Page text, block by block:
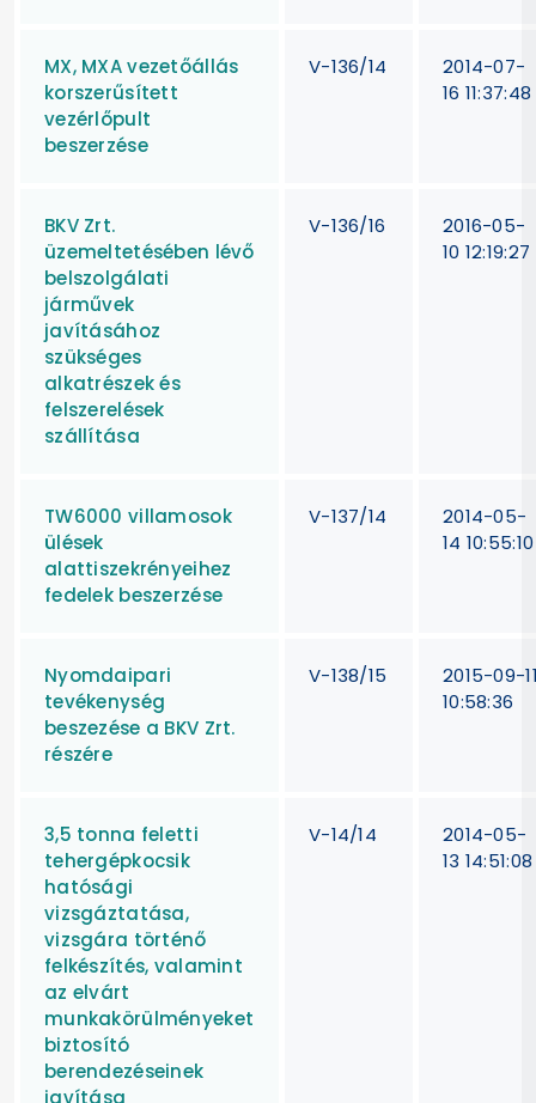
MX, MXA vezetőállás
korszerűsített
vezérlőpult
beszerzése
V-136/14
2014-07-
16 11:37:48
BKV Zrt.
üzemeltetésében lévő
belszolgálati
járművek
javításához
szükséges
alkatrészek és
felszerelések
szállítása
V-136/16
2016-05-
10 12:19:27
TW6000 villamosok
ülések
alattiszekrényeihez
fedelek beszerzése
V-137/14
2014-05-
14 10:55:10
Nyomdaipari
tevékenység
beszezése a BKV Zrt.
részére
V-138/15
2015-09-
10:58:36
3,5 tonna feletti
tehergépkocsik
hatósági
vizsgáztatása,
vizsgára történő
felkészítés, valamint
az elvárt
munkakörülményeket
biztosító
berendezéseinek
javítása
V-14/14
2014-05-
13 14:51:08